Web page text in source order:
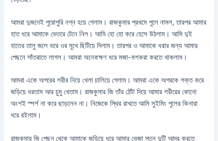
আমরা দুজনেই পুরোপুরি নগ্ন হয়ে গেলাম। রাজকুমার প্রথমে পুলে নামল, তারপর আমার
হাত ধরে আমাকে ভেতরে টেনে নিল। আমি হো হো করে হেসে উঠলাম। আমি দুই
হাতের তালু জলে ভরে ওর মুখে ছিটিয়ে দিলাম। তারপর ও আমাকে ধরার জন্য আমার
পেছনে সাঁতরাতে লাগল। আমরা অনেকক্ষণ ধরে মজা-মশকরা করতে থাকলাম।
আমরা একে অপরের শরীর নিয়ে খেলা চালিয়ে গেলাম। আমরা একে অপরকে শক্ত করে
জড়িয়ে ধরতাম আর চুমু খেতাম। রাজকুমার জি তাঁর ঠোঁট দিয়ে আমার শরীরের কোনো
অংশই স্পর্শ না করে ছাড়লেন না। নিজেকে স্থির রাখতে আমি সুইমিং পুলের কিনারা
ধরে রইলাম।
রাজকুমার জি পেছন থেকে আমাকে জড়িয়ে ধরে আমার ভেজা স্তন দুটি আদর করতে